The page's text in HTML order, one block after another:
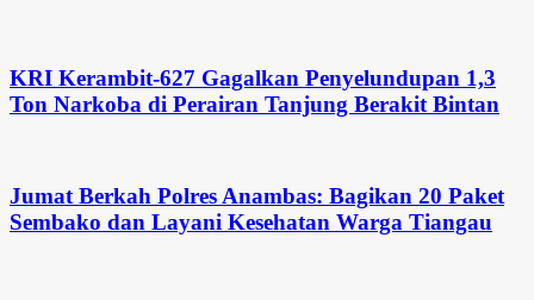
KRI Kerambit-627 Gagalkan Penyelundupan 1,3
Ton Narkoba di Perairan Tanjung Berakit Bintan
Jumat Berkah Polres Anambas: Bagikan 20 Paket
Sembako dan Layani Kesehatan Warga Tiangau